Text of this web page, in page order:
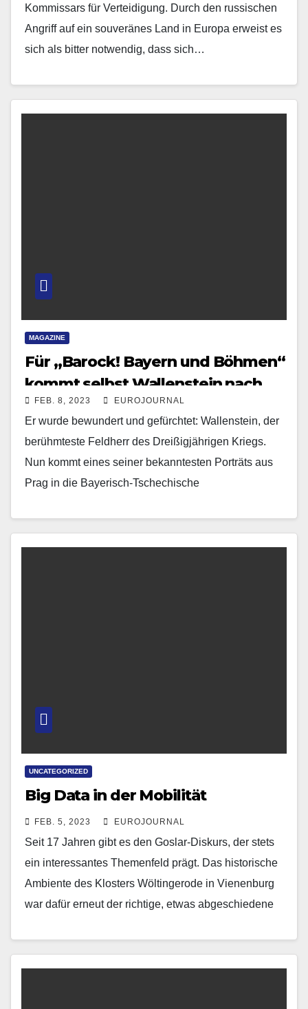
Kommissars für Verteidigung. Durch den russischen
Angriff auf ein souveränes Land in Europa erweist es
sich als bitter notwendig, dass sich…
MAGAZINE
Für „Barock! Bayern und Böhmen“
kommt selbst Wallenstein nach
Regensburg
FEB. 8, 2023 EUROJOURNAL
Er wurde bewundert und gefürchtet: Wallenstein, der
berühmteste Feldherr des Dreißigjährigen Kriegs.
Nun kommt eines seiner bekanntesten Porträts aus
Prag in die Bayerisch-Tschechische
UNCATEGORIZED
Big Data in der Mobilität
FEB. 5, 2023 EUROJOURNAL
Seit 17 Jahren gibt es den Goslar-Diskurs, der stets
ein interessantes Themenfeld prägt. Das historische
Ambiente des Klosters Wöltingerode in Vienenburg
war dafür erneut der richtige, etwas abgeschiedene